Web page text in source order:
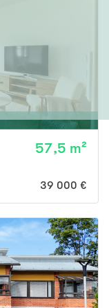
57,5 m²
39 000 €